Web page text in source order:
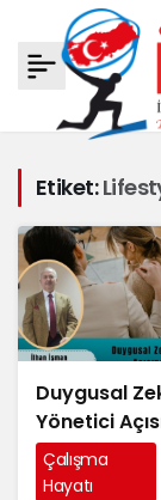
Etiket:
Duygusal
Yönetici
Önemi
Çalışma
Hayatı